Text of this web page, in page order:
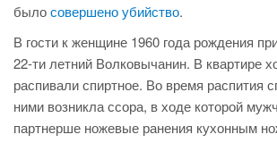
былосовершено убийство.
В гости к женщине 1960 года рождения
22-ти летний Волковычанин. В квартире
распивали спиртное. Во время распития
ними возникла ссора, в ходе которой
партнерше ножевые ранения кухонным